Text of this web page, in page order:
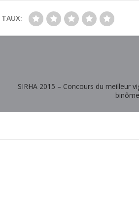
TAUX:
SIRHA 2015 – Concours du meilleur